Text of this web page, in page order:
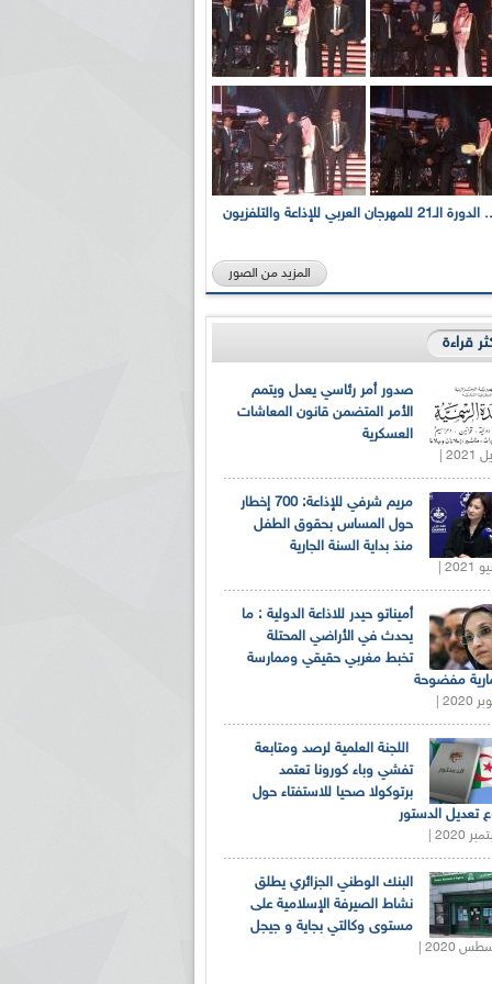
بالصور... الدورة الـ21 للمهرجان العربي للإذاعة والتلفزيون
المزيد من الصور
قراءة
صدور أمر رئاسي يعدل ويتمم
الأمر المتضمن قانون المعاشات
العسكرية
مريم شرفي للإذاعة: 700 إخطار
حول المساس بحقوق الطفل
منذ بداية السنة الجارية
أميناتو حيدر للاذاعة الدولية : ما
يحدث في الأراضي المحتلة
تخبط مغربي حقيقي وممارسة
مفضوحة
اللجنة العلمية لرصد ومتابعة
تفشي وباء كورونا تعتمد
برتوكولا صحيا للاستفتاء حول
تعديل الدستور
البنك الوطني الجزائري يطلق
نشاط الصيرفة الإسلامية على
مستوى وكالتي بجاية و جيجل